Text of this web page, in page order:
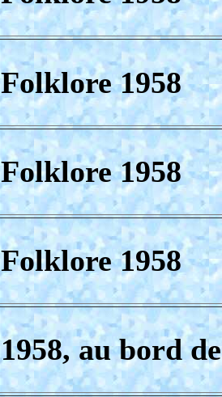
Folklore 1958
Folklore 1958
Folklore 1958
1958, au bord